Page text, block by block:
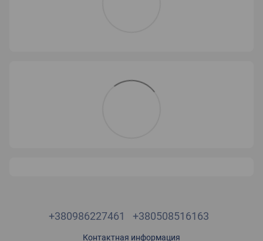
+380986227461 +380508516163
Контактная информация